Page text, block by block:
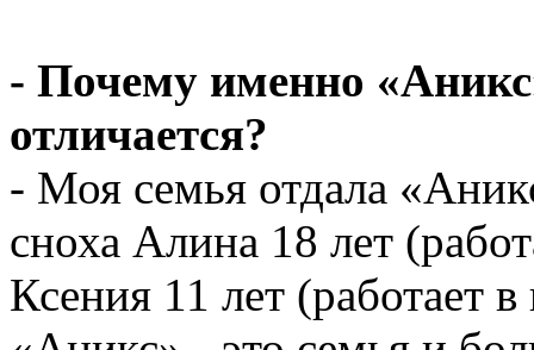
- Почему именно
отличается?
- Моя семья отдала
сноха Алина 18 лет
Ксения 11 лет (работает